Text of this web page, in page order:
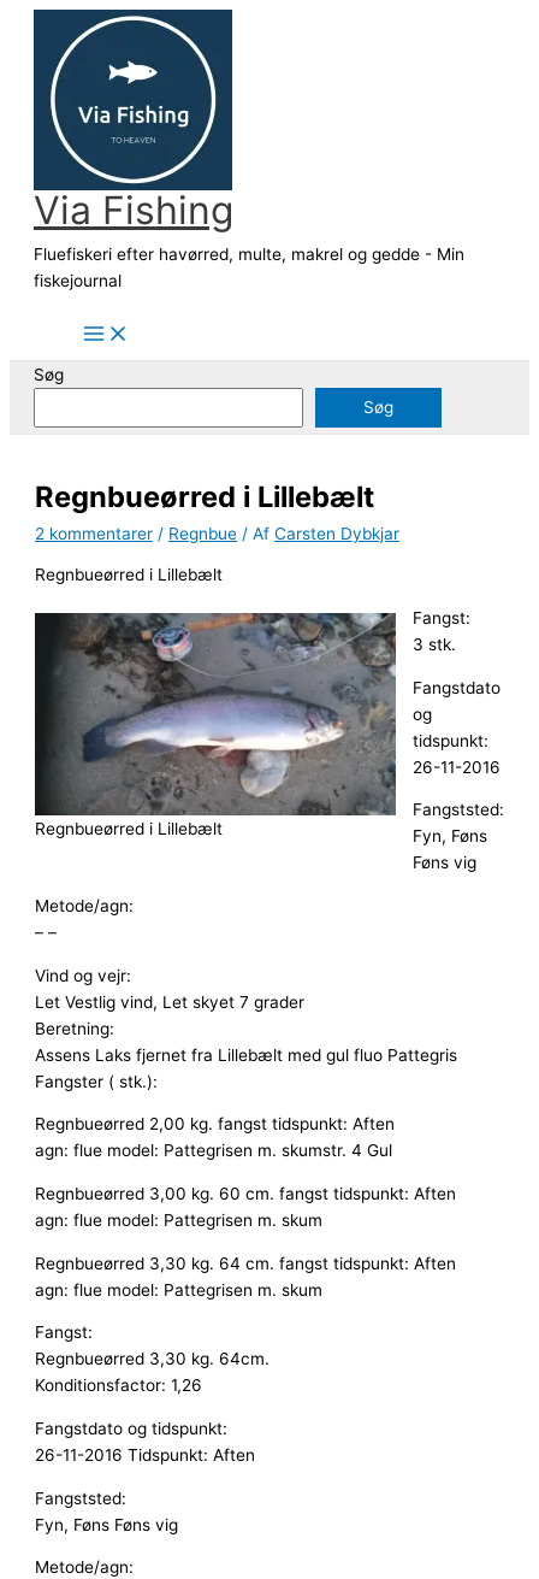
indholdet
Via Fishing
Fluefiskeri efter havørred, multe, makrel og gedde - Min
fiskejournal
Søg
Søg
Regnbueørred i Lillebælt
2 kommentarer / Regnbue / AfCarsten Dybkjar
Regnbueørred i Lillebælt
Regnbueørred i Lillebælt
Fangst:
3 stk.
Fangstdato
og
tidspunkt:
26-11-2016
Fangststed:
Fyn, Føns
Føns vig
Metode/agn:
– –
Vind og vejr:
Let Vestlig vind, Let skyet 7 grader
Beretning:
Assens Laks fjernet fra Lillebælt med gul fluo Pattegris
Fangster ( stk.):
Regnbueørred 2,00 kg. fangst tidspunkt: Aften
agn: flue model: Pattegrisen m. skumstr. 4 Gul
Regnbueørred 3,00 kg. 60 cm. fangst tidspunkt: Aften
agn: flue model: Pattegrisen m. skum
Regnbueørred 3,30 kg. 64 cm. fangst tidspunkt: Aften
agn: flue model: Pattegrisen m. skum
Fangst:
Regnbueørred 3,30 kg. 64cm.
Konditionsfactor: 1,26
Fangstdato og tidspunkt:
26-11-2016 Tidspunkt: Aften
Fangststed:
Fyn, Føns Føns vig
Metode/agn: